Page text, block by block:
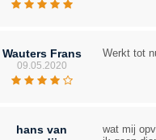
Wauters Frans
09.05.2020
Werkt tot
hans van
wat mij